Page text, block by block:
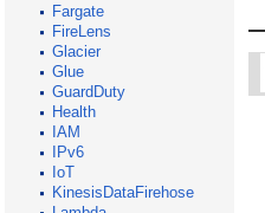
Fargate
FireLens
Glacier
Glue
GuardDuty
Health
IAM
IPv6
IoT
KinesisDataFirehose